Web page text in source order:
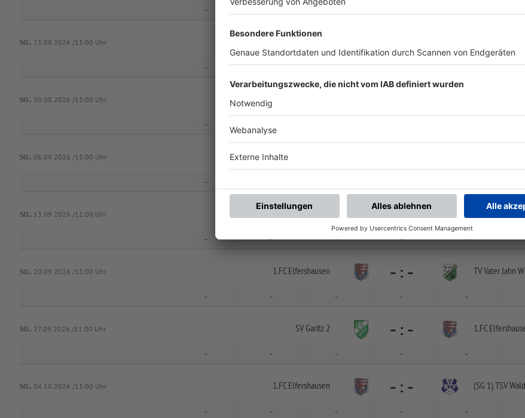
-
SO.. 23.08.2026 /13:00 Uhr - -
- - - - -
SO.. 30.08.2026 /13:00 Uhr
-
SO.. 06.09.2026 /13:00 Uhr 1.FC Elfershausen
-
SO.. 13.09.2026 /11:00 Uhr SV Aura 2 -:- 1.FC Elfershausen
- - - - -
SO.. 20.09.2026 /13:00 Uhr 1.FC Elfershausen - : - TV Vater Jahn
- - - - -
SO.. 27.09.2026 /11:00 Uhr SV Garitz 2 - : - 1.FC
- - - - -
SO.. 04.10.2026 /13:00 Uhr 1.FC Elfershausen - : - (SG 1) TSV
- - - - -